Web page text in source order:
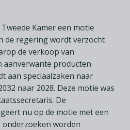
en feestartikelen
adviesoverzicht
overzicht
Kamer een motie
de regering wordt verzocht
de verkoop van
aanverwante producten
aan speciaalzaken naar
naar 2028. Deze motie was
De
nu op de motie met een
worden